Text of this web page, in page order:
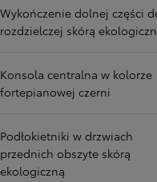
Wykończenie dolnej części
rozdzielczej skórą
Konsola centralna w kolorze
fortepianowej czerni
Podłokietniki w drzwiach
przednich obszyte skórą
ekologiczną